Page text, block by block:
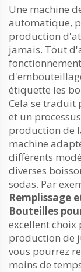
Une machine
automatique,
production
jamais. Tout
étiquette les
Cela se traduit
et un
production de
machine
différents
diverses
sodas. Par
Remplissage
Bouteilles
excellent choix
production de
vous pourrez
moins de